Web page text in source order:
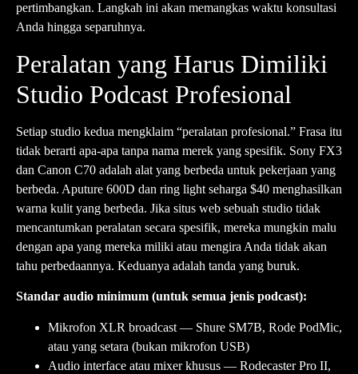
pertimbangkan. Langkah ini akan memangkas waktu konsultasi
Anda hingga separuhnya.
Peralatan yang Harus Dimiliki
Studio Podcast Profesional
Setiap studio kedua mengklaim “peralatan profesional.” Frasa itu
tidak berarti apa-apa tanpa nama merek yang spesifik. Sony FX3
dan Canon C70 adalah alat yang berbeda untuk pekerjaan yang
berbeda. Aputure 600D dan ring light seharga $40 menghasilkan
warna kulit yang berbeda. Jika situs web sebuah studio tidak
mencantumkan peralatan secara spesifik, mereka mungkin malu
dengan apa yang mereka miliki atau mengira Anda tidak akan
tahu perbedaannya. Keduanya adalah tanda yang buruk.
Standar audio minimum (untuk semua jenis podcast):
Mikrofon XLR broadcast — Shure SM7B, Rode PodMic,
atau yang setara (bukan mikrofon USB)
Audio interface atau mixer khusus — Rodecaster Pro II,